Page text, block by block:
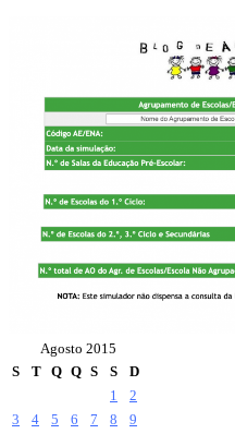
Agosto 2015
S
T Q Q S S
D
1
2
3
4 5 6 7 8
9